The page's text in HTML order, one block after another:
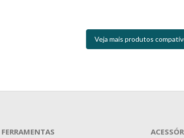
Veja mais produtos
FERRAMENTAS